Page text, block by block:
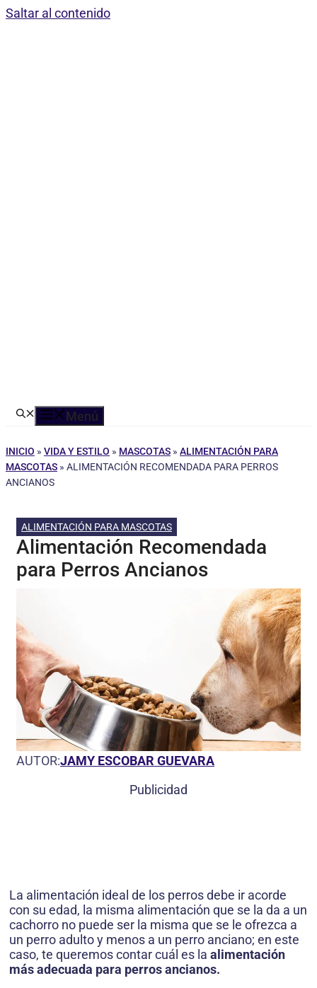
Saltar al contenido
Menú
INICIO » VIDA Y ESTILO » MASCOTAS » ALIMENTACIÓN PARA
MASCOTAS » ALIMENTACIÓN RECOMENDADA PARA PERROS
ANCIANOS
ALIMENTACIÓN PARA MASCOTAS
Alimentación Recomendada
para Perros Ancianos
AUTOR:JAMY ESCOBAR GUEVARA
Publicidad
La alimentación ideal de los perros debe ir acorde
con su edad, la misma alimentación que se la da a un
cachorro no puede ser la misma que se le ofrezca a
un perro adulto y menos a un perro anciano; en este
caso, te queremos contar cuál es la alimentación
más adecuada para perros ancianos.